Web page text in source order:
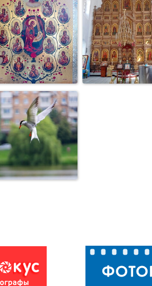
Интерьер церкви
Церковь
Богослова
Редкая икона
Природа